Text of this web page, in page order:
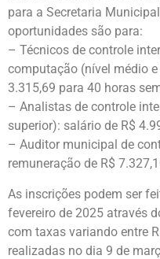
para a Secretaria
oportunidades são para:
– Técnicos de controle
computação (nível médio
3.315,69 para 40 horas
– Analistas de controle
superior): salário de R$
– Auditor municipal de
remuneração de R$
As inscrições podem ser
fevereiro de 2025 através
com taxas variando entre
realizadas no dia 9 de